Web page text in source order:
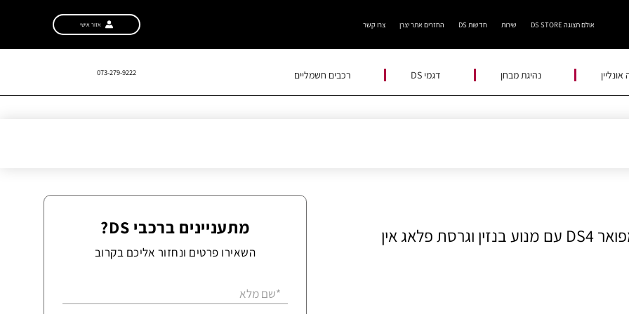
אולם תצוגה DS STORE שירות חדשות DS החזרים אתר יצרן צרו קשר אזור אישי
נהיגת מבחן דגמי DS רכבים חשמליים 073-279-9222
דוד לובינסקי החלה לשווק את הקרוסאובר המפואר DS4 עם מנוע בנזין וגרסת פלאג אין
מתעניינים ברכבי DS?
השאירו פרטים ונחזור אליכם בקרוב
*שם מלא